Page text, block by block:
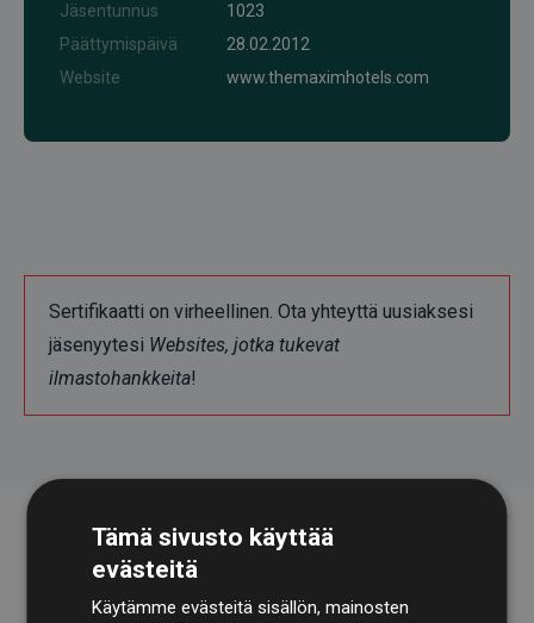
Jäsentunnus
1023
Päättymispäivä
28.02.2012
Website
www.themaximhotels.com
Sertifikaatti on virheellinen. Ota yhteyttä uusiaksesi
jäsenyytesi Websites, jotka tukevat
ilmastohankkeita!
Tämä sivusto käyttää
evästeitä
Käytämme evästeitä sisällön, mainosten